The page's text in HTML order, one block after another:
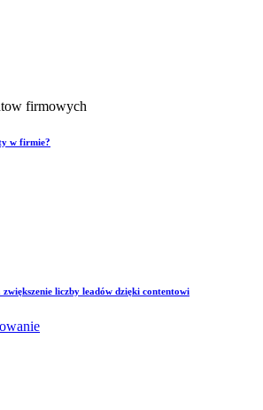
w firmie?
zwiększenie liczby leadów dzięki contentowi